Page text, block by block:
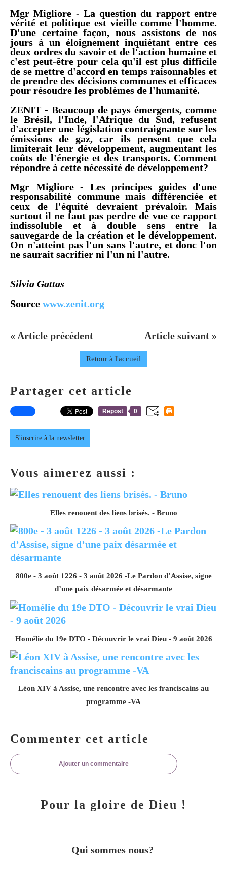
Mgr Migliore - La question du rapport entre
vérité et politique est vieille comme l'homme.
D'une certaine façon, nous assistons de nos
jours à un éloignement inquiétant entre ces
deux ordres du savoir et de l'action humaine et
c'est peut-être pour cela qu'il est plus difficile
de se mettre d'accord en temps raisonnables et
de prendre des décisions communes et efficaces
pour résoudre les problèmes de l'humanité.
ZENIT - Beaucoup de pays émergents, comme
le Brésil, l'Inde, l'Afrique du Sud, refusent
d'accepter une législation contraignante sur les
émissions de gaz, car ils pensent que cela
limiterait leur développement, augmentant les
coûts de l'énergie et des transports. Comment
répondre à cette nécessité de développement?
Mgr Migliore -
Les principes guides d'une
responsabilité commune mais différenciée et
ceux de l'équité devraient prévaloir. Mais
surtout il ne faut pas perdre de vue ce rapport
indissoluble et à double sens entre la
sauvegarde de la création et le développement.
On n'atteint pas l'un sans l'autre, et donc l'on
ne saurait sacrifier ni l'un ni l'autre.
Silvia Gattas
Source www.zenit.org
« Article précédent Article suivant »
Retour à l'accueil
Partager cet article
Repost 0
S'inscrire à la newsletter
Vous aimerez aussi :
Elles renouent des liens brisés. - Bruno
800e - 3 août 1226 - 3 août 2026 -Le Pardon d’Assise, signe
d’une paix désarmée et désarmante
Homélie du 19e DTO - Découvrir le vrai Dieu - 9 août 2026
Léon XIV à Assise, une rencontre avec les franciscains au
programme -VA
Commenter cet article
Ajouter un commentaire
Pour la gloire de Dieu !
Qui sommes nous?